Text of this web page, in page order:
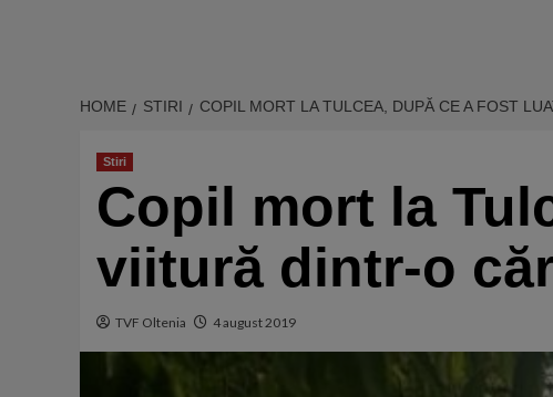
HOME STIRI COPIL MORT LA TULCEA, DUPĂ CE A FOST
Stiri
Copil mort la
viitură dintr-o
TVF Oltenia 4 august 2019